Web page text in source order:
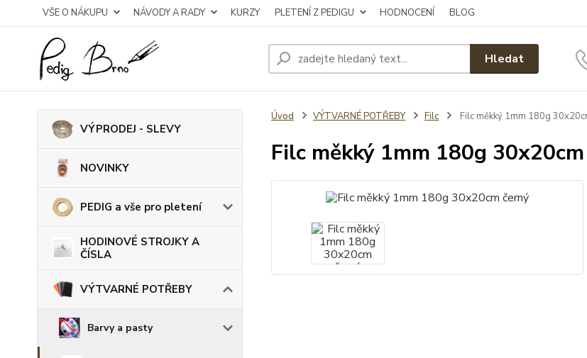
VŠE O NÁKUPU NÁVODY A RADY KURZY PLETENÍ Z PEDIGU HODNOCENÍ BLOG
Hledat
VÝPRODEJ - SLEVY
NOVINKY
PEDIG a vše pro pletení
HODINOVÉ STROJKY A
ČÍSLA
VÝTVARNÉ POTŘEBY
Barvy a pasty
Úvod VÝTVARNÉ POTŘEBY Filc Filc měkký 1mm 180g
Filc měkký 1mm 180g